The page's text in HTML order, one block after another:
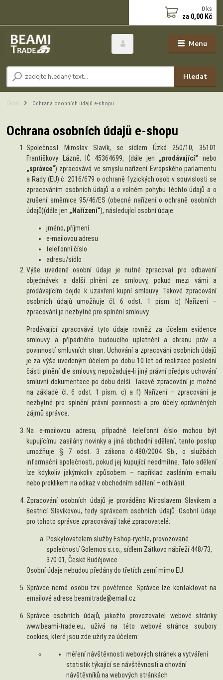
Menu
Hledat
0 ks
za 0,00 Kč
Úvod Ochrana osobních údajů e-shopu
Ochrana osobních údajů e-shopu
Společnost Miroslav Slavík, se sídlem Úzká 250/10, 35101
Františkovy Lázně, IČ 45364699, (dále jen „prodávající“ nebo
„správce“) zpracovává ve smyslu nařízení Evropského parlamentu
a Rady (EU) č. 2016/679 o ochraně fyzických osob v souvislosti se
zpracováním osobních údajů a o volném pohybu těchto údajů a o
zrušení směrnice 95/46/ES (obecné nařízení o ochraně osobních
údajů)(dále jen „Nařízení“), následující osobní údaje:
jméno, příjmení
e-mailovou adresu
telefonní číslo
adresu/sídlo
Výše uvedené osobní údaje je nutné zpracovat pro odbavení
objednávek a další plnění ze smlouvy, pokud mezi vámi a
prodávajícím dojde k uzavření kupní smlouvy. Takové zpracování
osobních údajů umožňuje čl. 6 odst. 1 písm. b) Nařízení –
zpracování je nezbytné pro splnění smlouvy.
Prodávající zpracovává tyto údaje rovněž za účelem evidence
smlouvy a případného budoucího uplatnění a obranu práv a
povinností smluvních stran. Uchování a zpracování osobních údajů
je za výše uvedeným účelem po dobu 10 let od realizace poslední
části plnění dle smlouvy, nepožaduje-li jiný právní předpis uchování
smluvní dokumentace po dobu delší. Takové zpracování je možné
na základě čl. 6 odst. 1 písm. c) a f) Nařízení – zpracování je
nezbytné pro splnění právní povinnosti a pro účely oprávněných
zájmů správce.
Na e-mailovou adresu, případně telefonní číslo mohou být
kupujícímu zasílány novinky a jiná obchodní sdělení, tento postup
umožňuje § 7 odst. 3 zákona č.480/2004 Sb., o službách
informační společnosti, pokud jej kupující neodmítne. Tato sdělení
lze kdykoliv jakýmkoliv způsobem – například zasláním e-mailu
nebo proklikem na odkaz v obchodním sdělení – odhlásit.
Zpracování osobních údajů je prováděno Miroslavem Slavíkem a
Beatricí Slavíkovou, tedy správcem osobních údajů. Osobní údaje
pro tohoto správce zpracovávají také zpracovatelé:
Poskytovatelem služby Eshop-rychle, provozované
společností Golemos s.r.o., sídlem Zátkovo nábřeží 448/73,
370 01, České Budějovice
Osobní údaje nebudou předány do třetích zemí mimo EU.
Správce nemá osobu tzv. pověřence. Správce lze kontaktovat na
emailové adrese beamitrade@email.cz
Správce osobních údajů, jakožto provozovatel webové stránky
www.beami-trade.eu, užívá na této webové stránce soubory
cookies, které jsou zde užity za účelem:
měření návštěvnosti webových stránek a vytváření
statistik týkající se návštěvnosti a chování
návštěvníků na webových stránkách